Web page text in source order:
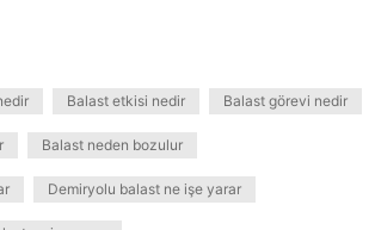
Balast etkisi nedir Balast görevi nedir
Balast neden bozulur
Demiryolu balast ne işe yarar